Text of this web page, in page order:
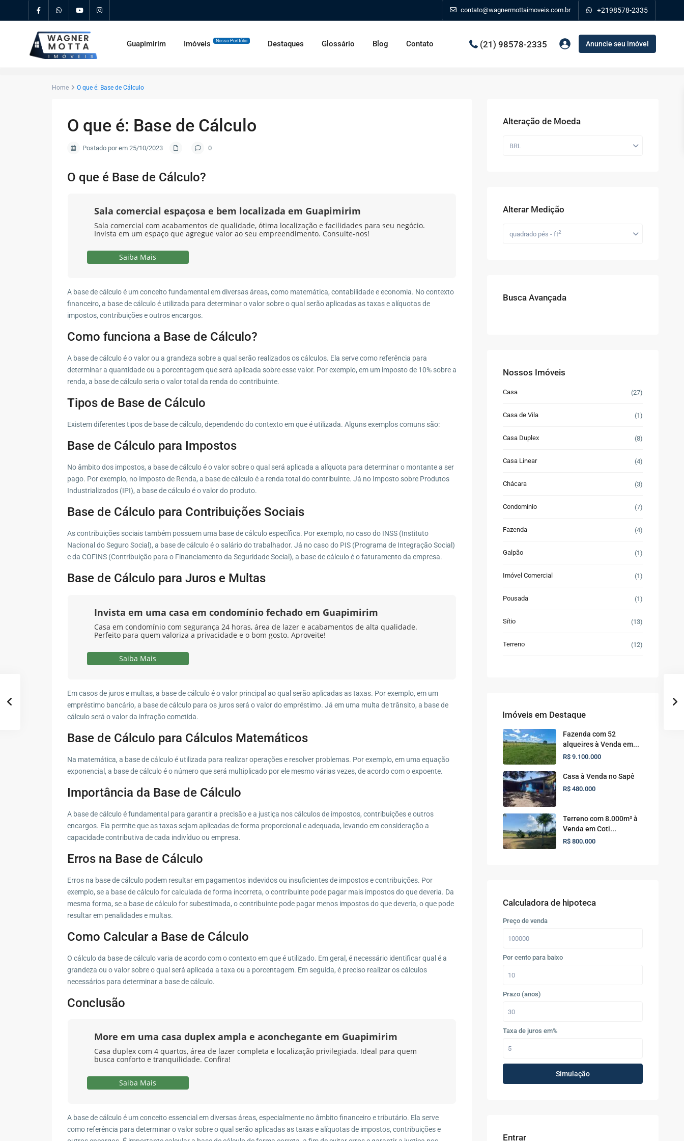
contato@wagnermottaimoveis.com.br +2198578-2335
Guapimirim Imóveis Nosso Portfólio Destaques Glossário Blog Contato (21) 98578-2335 Anuncie seu imóvel
Home O que é: Base de Cálculo
O que é: Base de Cálculo
Postado por em 25/10/2023 0
O que é Base de Cálculo?
Sala comercial espaçosa e bem localizada em Guapimirim
Sala comercial com acabamentos de qualidade, ótima localização e facilidades para seu negócio.
Invista em um espaço que agregue valor ao seu empreendimento. Consulte-nos!
Saiba Mais
A base de cálculo é um conceito fundamental em diversas áreas, como matemática, contabilidade e economia. No contexto
financeiro, a base de cálculo é utilizada para determinar o valor sobre o qual serão aplicadas as taxas e alíquotas de
impostos, contribuições e outros encargos.
Como funciona a Base de Cálculo?
A base de cálculo é o valor ou a grandeza sobre a qual serão realizados os cálculos. Ela serve como referência para
determinar a quantidade ou a porcentagem que será aplicada sobre esse valor. Por exemplo, em um imposto de 10% sobre a
renda, a base de cálculo seria o valor total da renda do contribuinte.
Tipos de Base de Cálculo
Existem diferentes tipos de base de cálculo, dependendo do contexto em que é utilizada. Alguns exemplos comuns são:
Base de Cálculo para Impostos
No âmbito dos impostos, a base de cálculo é o valor sobre o qual será aplicada a alíquota para determinar o montante a ser
pago. Por exemplo, no Imposto de Renda, a base de cálculo é a renda total do contribuinte. Já no Imposto sobre Produtos
Industrializados (IPI), a base de cálculo é o valor do produto.
Base de Cálculo para Contribuições Sociais
As contribuições sociais também possuem uma base de cálculo específica. Por exemplo, no caso do INSS (Instituto
Nacional do Seguro Social), a base de cálculo é o salário do trabalhador. Já no caso do PIS (Programa de Integração Social)
e da COFINS (Contribuição para o Financiamento da Seguridade Social), a base de cálculo é o faturamento da empresa.
Base de Cálculo para Juros e Multas
Invista em uma casa em condomínio fechado em Guapimirim
Casa em condomínio com segurança 24 horas, área de lazer e acabamentos de alta qualidade.
Perfeito para quem valoriza a privacidade e o bom gosto. Aproveite!
Saiba Mais
Em casos de juros e multas, a base de cálculo é o valor principal ao qual serão aplicadas as taxas. Por exemplo, em um
empréstimo bancário, a base de cálculo para os juros será o valor do empréstimo. Já em uma multa de trânsito, a base de
cálculo será o valor da infração cometida.
Base de Cálculo para Cálculos Matemáticos
Na matemática, a base de cálculo é utilizada para realizar operações e resolver problemas. Por exemplo, em uma equação
exponencial, a base de cálculo é o número que será multiplicado por ele mesmo várias vezes, de acordo com o expoente.
Importância da Base de Cálculo
A base de cálculo é fundamental para garantir a precisão e a justiça nos cálculos de impostos, contribuições e outros
encargos. Ela permite que as taxas sejam aplicadas de forma proporcional e adequada, levando em consideração a
capacidade contributiva de cada indivíduo ou empresa.
Erros na Base de Cálculo
Erros na base de cálculo podem resultar em pagamentos indevidos ou insuficientes de impostos e contribuições. Por
exemplo, se a base de cálculo for calculada de forma incorreta, o contribuinte pode pagar mais impostos do que deveria. Da
mesma forma, se a base de cálculo for subestimada, o contribuinte pode pagar menos impostos do que deveria, o que pode
resultar em penalidades e multas.
Como Calcular a Base de Cálculo
O cálculo da base de cálculo varia de acordo com o contexto em que é utilizado. Em geral, é necessário identificar qual é a
grandeza ou o valor sobre o qual será aplicada a taxa ou a porcentagem. Em seguida, é preciso realizar os cálculos
necessários para determinar a base de cálculo.
Conclusão
More em uma casa duplex ampla e aconchegante em Guapimirim
Casa duplex com 4 quartos, área de lazer completa e localização privilegiada. Ideal para quem
busca conforto e tranquilidade. Confira!
Saiba Mais
A base de cálculo é um conceito essencial em diversas áreas, especialmente no âmbito financeiro e tributário. Ela serve
como referência para determinar o valor sobre o qual serão aplicadas as taxas e alíquotas de impostos, contribuições e
Alteração de Moeda
BRL
Alterar Medição
quadrado pés - ft2
Busca Avançada
Nossos Imóveis
Casa (27)
Casa de Vila (1)
Casa Duplex (8)
Casa Linear (4)
Chácara (3)
Condomínio (7)
Fazenda (4)
Galpão (1)
Imóvel Comercial (1)
Pousada (1)
Sítio (13)
Terreno (12)
Imóveis em Destaque
Fazenda com 52
alqueires à Venda em...
R$ 9.100.000
Casa à Venda no Sapê
R$ 480.000
Terreno com 8.000m² à
Venda em Coti...
R$ 800.000
Calculadora de hipoteca
Preço de venda
Por cento para baixo
Prazo (anos)
Taxa de juros em%
Simulação
Entrar